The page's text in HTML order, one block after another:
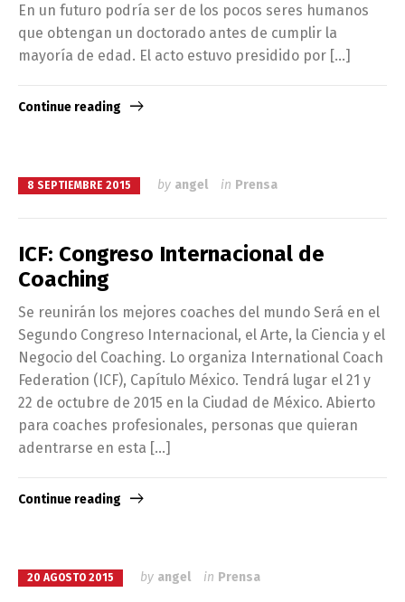
En un futuro podría ser de los pocos seres humanos
que obtengan un doctorado antes de cumplir la
mayoría de edad. El acto estuvo presidido por […]
Continue reading
8 SEPTIEMBRE 2015 by angel in Prensa
ICF: Congreso Internacional de
Coaching
Se reunirán los mejores coaches del mundo Será en el
Segundo Congreso Internacional, el Arte, la Ciencia y el
Negocio del Coaching. Lo organiza International Coach
Federation (ICF), Capítulo México. Tendrá lugar el 21 y
22 de octubre de 2015 en la Ciudad de México. Abierto
para coaches profesionales, personas que quieran
adentrarse en esta […]
Continue reading
20 AGOSTO 2015 by angel in Prensa